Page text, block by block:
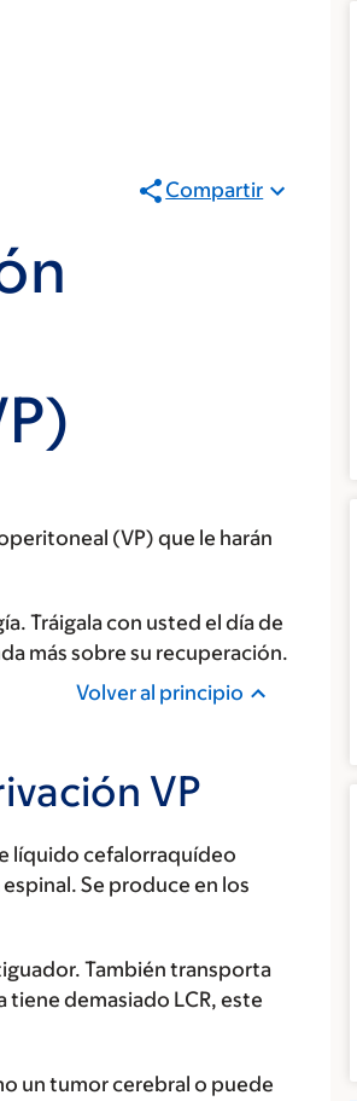
Compartir
(VP) que le harán
Tráigala con usted el día de
más sobre su recuperación.
Volver al principio
VP
líquido cefalorraquídeo
Se produce en los
También transporta
tiene demasiado LCR, este
un tumor cerebral o puede